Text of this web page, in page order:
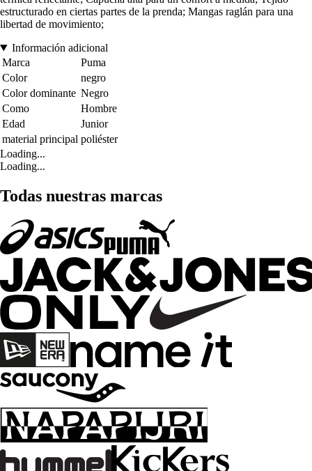
estructurado en ciertas partes de la prenda; Mangas raglán para una
libertad de movimiento;
Información adicional
Marca
Puma
Color
negro
Color dominante Negro
Como
Hombre
Edad
Junior
material principal poliéster
Loading...
Loading...
Todas nuestras marcas